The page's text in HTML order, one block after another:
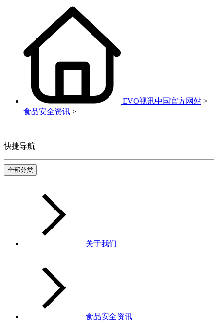
EVO视讯中国官方网站 >
食品安全资讯 >
快捷导航
全部分类
关于我们
食品安全资讯